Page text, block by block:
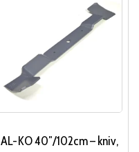
AL-KO 40″/102cm – kniv,